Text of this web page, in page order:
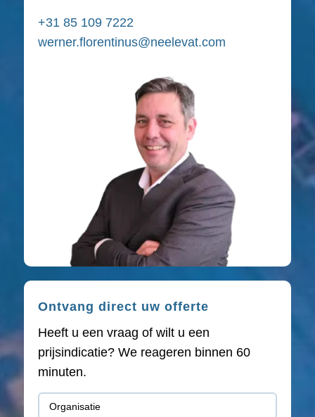
Ontvang direct uw offerte
Heeft u een vraag of wilt u een
prijsindicatie? We reageren binnen 60
minuten.
Organisatie
+31 85 109 7222
werner.florentinus@neelevat.com